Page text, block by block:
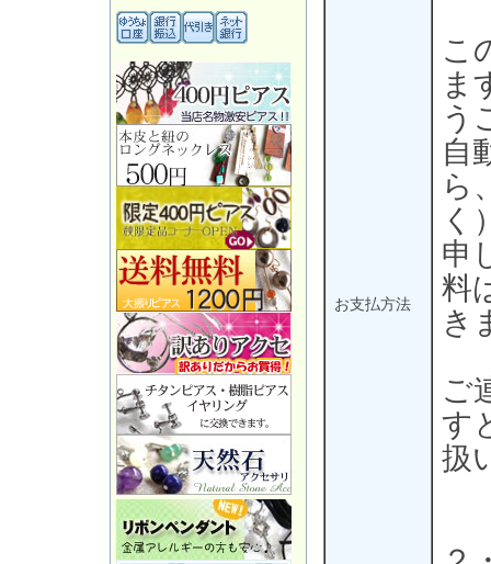
お支払方法
こ
ま
う
自
ら
く
申
料
き
ご
す
扱